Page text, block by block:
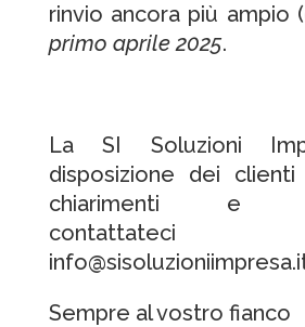
rinvio ancora più ampio
primo aprile 2025.
La SI Soluzioni
disposizione dei
chiarimenti e
contattateci
Sempre al vostro fianco